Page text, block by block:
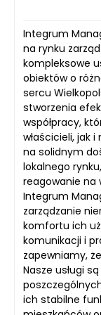
Integrum
na rynku
kompleksowe
obiektów o
sercu
stworzenia
współpracy,
właścicieli, jak
na solidnym
lokalnego
reagowanie na
Integrum
zarządzanie
komfortu ich
komunikacji i
zapewniamy,
Nasze usługi
ich stabilne